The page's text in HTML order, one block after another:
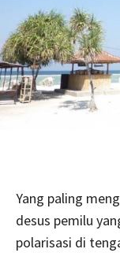
Yang paling
desus pemilu
polarisasi di